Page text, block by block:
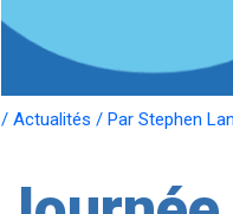
/Actualités / ParStephen